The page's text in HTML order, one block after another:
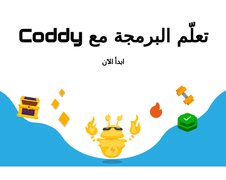
تعلّم البرمجة مع Coddy
ابدأ الآن